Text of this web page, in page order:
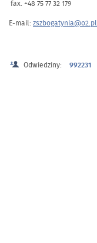
fax. +48 75 77 32 179
E-mail: zszbogatynia@o2.pl
Odwiedziny: 992231